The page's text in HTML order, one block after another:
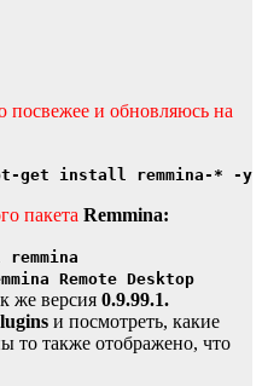
посвежее и обновляюсь на
get install remmina-* -y
пакета Remmina:
Remote Desktop
же версия 0.9.99.1.
и посмотреть, какие
то также отображено, что